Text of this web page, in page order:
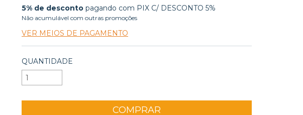
5% de desconto pagando com PIX C/ DESCONTO 5%
Não acumulável com outras promoções
VER MEIOS DE PAGAMENTO
QUANTIDADE